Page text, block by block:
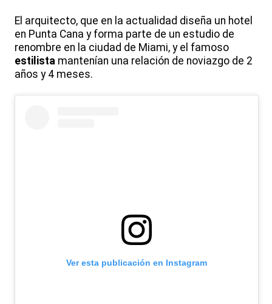
El arquitecto, que en la actualidad diseña un hotel
en Punta Cana y forma parte de un estudio de
renombre en la ciudad de Miami, y el famoso
estilista mantenían una relación de noviazgo de 2
años y 4 meses.
Ver esta publicación en Instagram